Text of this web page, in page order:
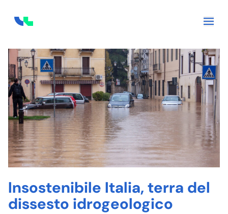
Insostenibile Italia, terra del
dissesto idrogeologico